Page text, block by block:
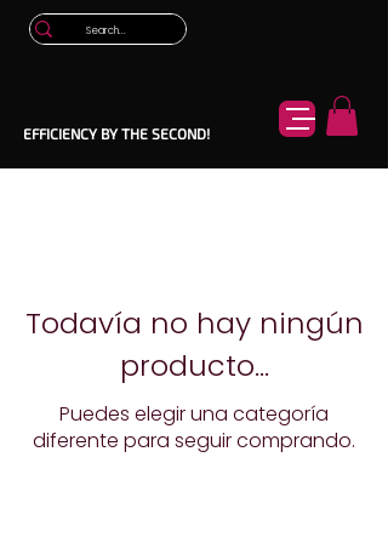
EFFICIENCY BY THE SECOND!
Todavía no hay ningún
producto...
Puedes elegir una categoría
diferente para seguir comprando.